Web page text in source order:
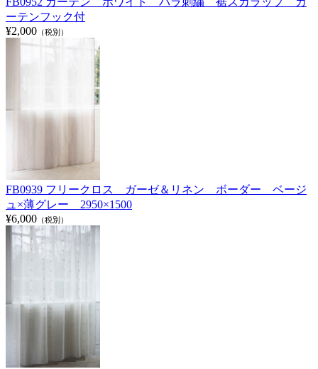
ーテンフック付
¥2,000 （税別）
FB0939 フリークロス ガーゼ＆リネン ボーダー ベージ
ュ×薄グレー 2950×1500
¥6,000 （税別）